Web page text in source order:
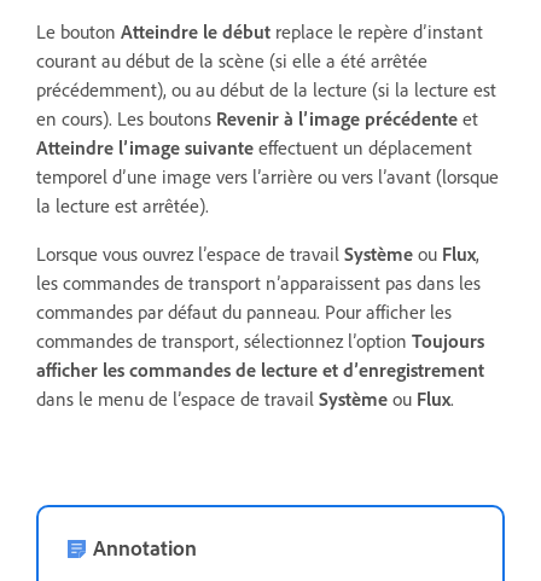
Le bouton Atteindre le début replace le repère d’instant
courant au début de la scène (si elle a été arrêtée
précédemment), ou au début de la lecture (si la lecture est
en cours). Les boutons Revenir à l’image précédente et
Atteindre l’image suivante effectuent un déplacement
temporel d’une image vers l’arrière ou vers l’avant (lorsque
la lecture est arrêtée).
Lorsque vous ouvrez l’espace de travail Système ou Flux,
les commandes de transport n’apparaissent pas dans les
commandes par défaut du panneau. Pour afficher les
commandes de transport, sélectionnez l’option Toujours
afficher les commandes de lecture et d’enregistrement
dans le menu de l’espace de travail Système ou Flux.
Annotation